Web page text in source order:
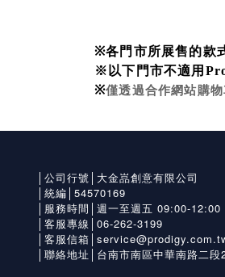
※各門市所展售的款
※以下門市不適用
※僅透過合作網站購
│公司行號│大金嵓創意有限公司
│統編│54570169
│服務時間│週一至週五 09:00-
│客服專線│06-262-3199
│客服信箱
│聯絡地址│台南市南區中華南路二